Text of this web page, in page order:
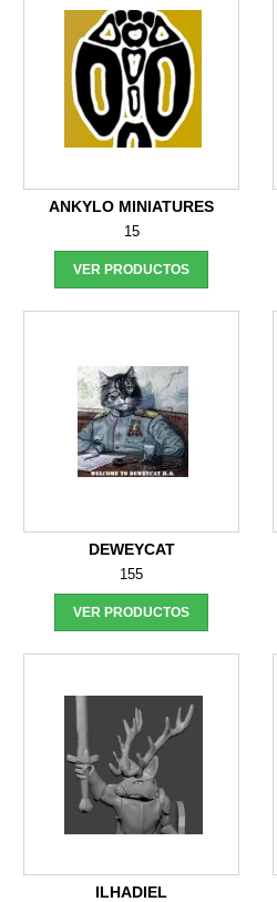
ANKYLO MINIATURES
15
VER PRODUCTOS
DEWEYCAT
155
VER PRODUCTOS
ILHADIEL